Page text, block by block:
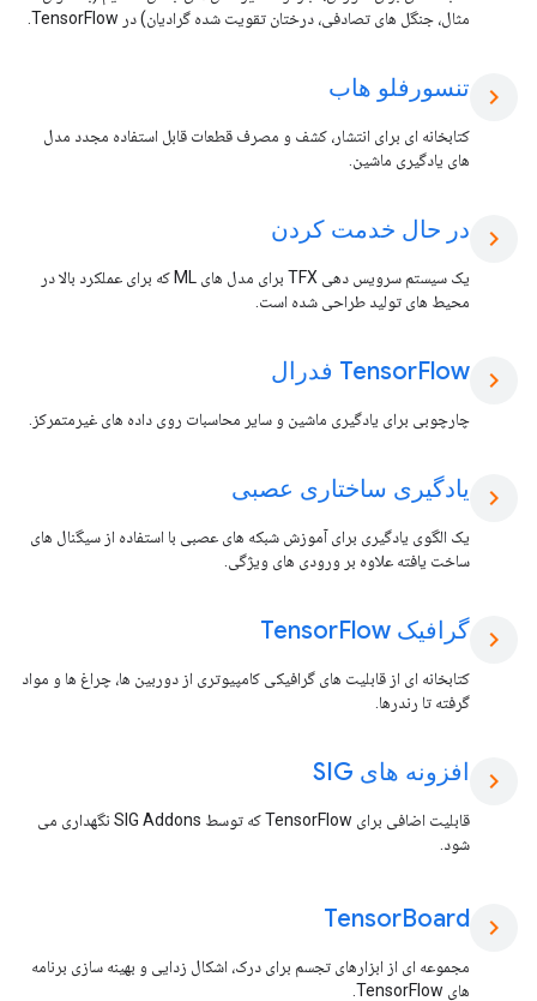
مثال، جنگل های تصادفی، درختان تقویت شده گرادیان) در TensorFlow.
chevron_right تنسورفلو هاب
کتابخانه ای برای انتشار، کشف و مصرف قطعات قابل استفاده مجدد مدل
های یادگیری ماشین.
chevron_right در حال خدمت کردن
یک سیستم سرویس دهی TFX برای مدل های ML که برای عملکرد بالا در
محیط های تولید طراحی شده است.
chevron_right
TensorFlow فدرال
چارچوبی برای یادگیری ماشین و سایر محاسبات روی داده های غیرمتمرکز.
chevron_right یادگیری ساختاری عصبی
یک الگوی یادگیری برای آموزش شبکه های عصبی با استفاده از سیگنال های
ساخت یافته علاوه بر ورودی های ویژگی.
chevron_right گرافیک Tensor Flow
کتابخانه ای از قابلیت های گرافیکی کامپیوتری از دوربین ها، چراغ ها و مواد
گرفته تا رندرها.
chevron_right افزونه های SIG
قابلیت اضافی برای TensorFlow که توسط SIG Addons نگهداری می
شود.
chevron_right
TensorBoard
مجموعه ای از ابزارهای تجسم برای درک، اشکال زدایی و بهینه سازی برنامه
های TensorFlow.